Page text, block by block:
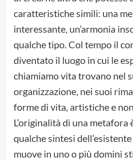
caratteristiche simili: una
interessante, un’armonia
qualche tipo. Col tempo il
diventato il luogo in cui le
chiamiamo vita trovano nel
organizzazione, nei suoi
forme di vita, artistiche e
L’originalità di una metafora
qualche sintesi
muove in uno o più domini